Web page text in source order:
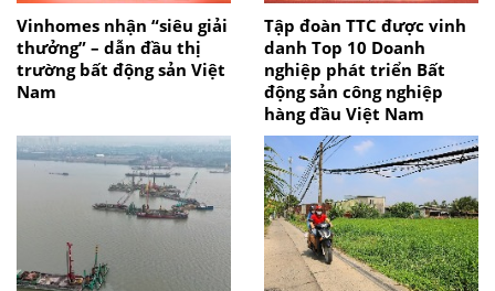
Vinhomes nhận “siêu giải
thưởng” – dẫn đầu thị
trường bất động sản Việt
Nam
Tập đoàn TTC được vinh
danh Top 10 Doanh
nghiệp phát triển Bất
động sản công nghiệp
hàng đầu Việt Nam